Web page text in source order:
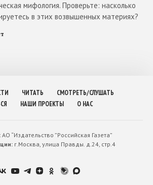
мифология. Проверьте: насколько
в этих возвышенных материях?
ЧИТАТЬ
СМОТРЕТЬ/СЛУШАТЬ
НАШИ ПРОЕКТЫ О НАС
АО “Издательство ”Российская Газета”
г.Москва, улица Правды. д.24, стр.4